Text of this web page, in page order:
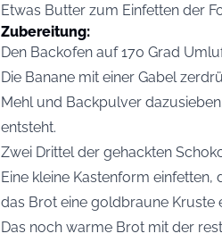
Etwas Butter zum Einfetten der
Zubereitung:
Den Backofen auf 170 Grad
Die Banane mit einer Gabel
Mehl und Backpulver
entsteht.
Zwei Drittel der gehackten
Eine kleine Kastenform
das Brot eine goldbraune Kruste
Das noch warme Brot mit der